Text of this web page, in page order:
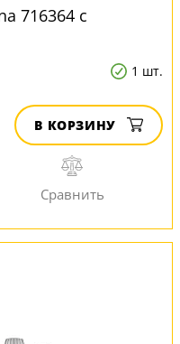
716364 с
1 шт.
В КОРЗИНУ